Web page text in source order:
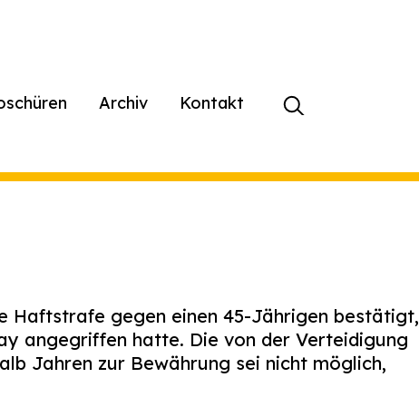
Archiv KontaktSuchen
Haftstrafe gegen einen 45-Jährigen bestätigt,
angegriffen hatte. Die von der Verteidigung
Jahren zur Bewährung sei nicht möglich,